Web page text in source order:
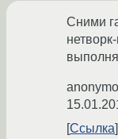
Сними
Ссылка